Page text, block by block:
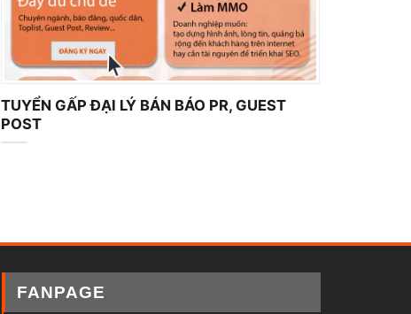
TUYỂN GẤP ĐẠI LÝ BÁN BÁO PR, GUEST
POST
FANPAGE